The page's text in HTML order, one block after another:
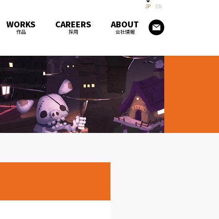
JP EN
WORKS
作品
CAREERS
採用
ABOUT
会社情報